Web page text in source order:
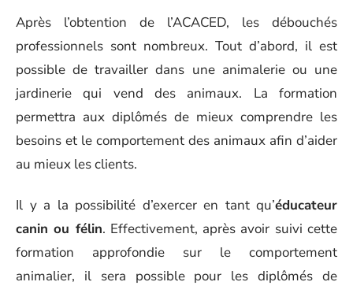
Après l’obtention de l’ACACED, les débouchés
professionnels sont nombreux. Tout d’abord, il est
possible de travailler dans une animalerie ou une
jardinerie qui vend des animaux. La formation
permettra aux diplômés de mieux comprendre les
besoins et le comportement des animaux afin d’aider
au mieux les clients.
Il y a la possibilité d’exercer en tant qu’éducateur
canin ou félin. Effectivement, après avoir suivi cette
formation approfondie sur le comportement
animalier, il sera possible pour les diplômés de